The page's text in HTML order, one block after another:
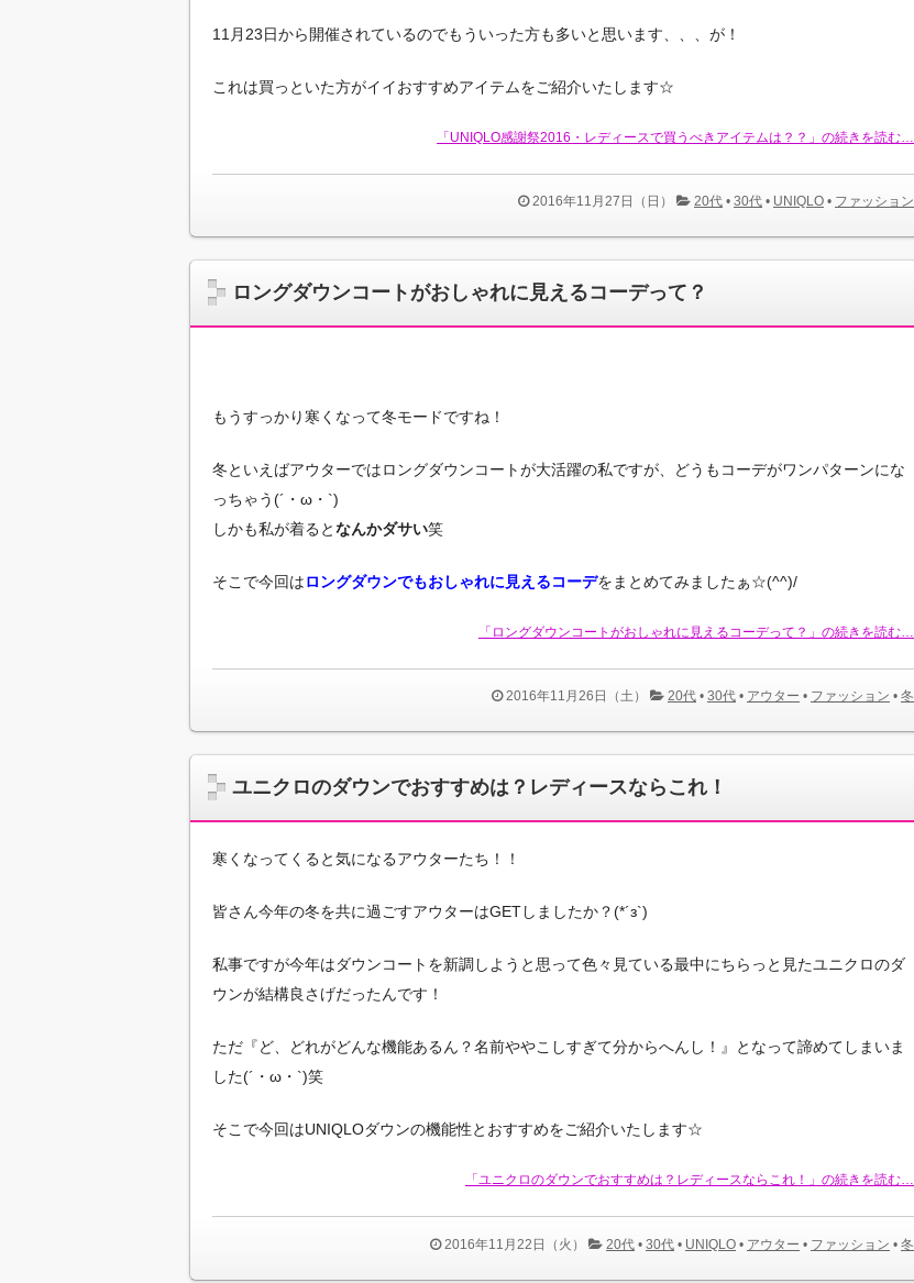
11月23日から開催されているのでもういった方も多いと思います、、、が！
これは買っといた方がイイおすすめアイテムをご紹介いたします☆
「UNIQLO感謝祭2016・レディースで買うべきアイテムは？？」の続きを読む…
2016年11月27日（日） 20代 • 30代 • UNIQLO • ファッション
ロングダウンコートがおしゃれに見えるコーデって？
もうすっかり寒くなって冬モードですね！
冬といえばアウターではロングダウンコートが大活躍の私ですが、どうもコーデがワンパターンにな
っちゃう(´・ω・`)
しかも私が着るとなんかダサい笑
そこで今回はロングダウンでもおしゃれに見えるコーデをまとめてみましたぁ☆(^^)/
「ロングダウンコートがおしゃれに見えるコーデって？」の続きを読む…
2016年11月26日（土） 20代 • 30代 • アウター • ファッション • 冬
ユニクロのダウンでおすすめは？レディースならこれ！
寒くなってくると気になるアウターたち！！
皆さん今年の冬を共に過ごすアウターはGETしましたか？(*´з`)
私事ですが今年はダウンコートを新調しようと思って色々見ている最中にちらっと見たユニクロのダ
ウンが結構良さげだったんです！
ただ『ど、どれがどんな機能あるん？名前ややこしすぎて分からへんし！』となって諦めてしまいま
した(´・ω・`)笑
そこで今回はUNIQLOダウンの機能性とおすすめをご紹介いたします☆
「ユニクロのダウンでおすすめは？レディースならこれ！」の続きを読む…
2016年11月22日（火） 20代 • 30代 • UNIQLO • アウター • ファッション • 冬